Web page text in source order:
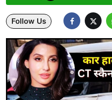
Health
Development
Career
Literature
Follow Us